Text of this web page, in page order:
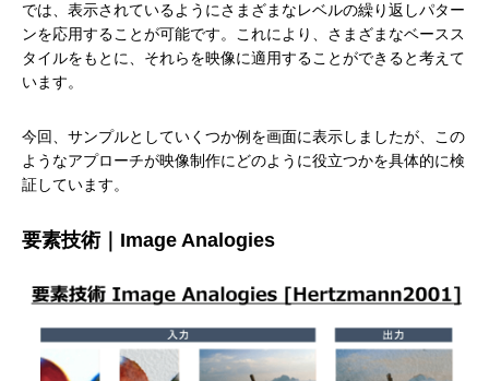
では、表示されているようにさまざまなレベルの繰り返しパター
ンを応用することが可能です。これにより、さまざまなベースス
タイルをもとに、それらを映像に適用することができると考えて
います。
今回、サンプルとしていくつか例を画面に表示しましたが、この
ようなアプローチが映像制作にどのように役立つかを具体的に検
証しています。
要素技術｜Image Analogies